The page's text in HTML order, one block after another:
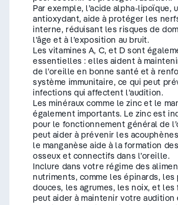
Par exemple, l’acide alpha-lipoïque,
antioxydant, aide à protéger les
interne, réduisant les risques de
l’âge et à l’exposition au bruit.
Les vitamines A, C, et D sont
essentielles : elles aident à
de l’oreille en bonne santé et à
système immunitaire, ce qui peut
infections qui affectent l’audition.
Les minéraux comme le zinc et le
également importants. Le zinc est
pour le fonctionnement général de
peut aider à prévenir les
le manganèse aide à la formation
osseux et connectifs dans l’oreille.
Inclure dans votre régime des
nutriments, comme les épinards, les
douces, les agrumes, les noix, et les
peut aider à maintenir votre audition